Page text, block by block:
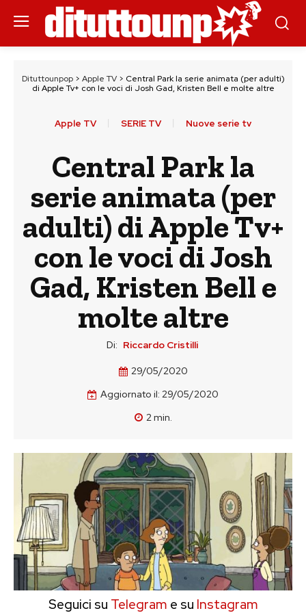
Dituttounpop> Apple TV> Central Park la serie animata (per adulti)
di Apple Tv+ con le voci di Josh Gad, Kristen Bell e molte altre
Apple TV SERIE TV Nuove serie tv
Central Park la
serie animata (per
adulti) di Apple Tv+
con le voci di Josh
Gad, Kristen Bell e
molte altre
Di: Riccardo Cristilli
29/05/2020
Aggiornato il: 29/05/2020
2min.
Seguici su Telegram e su Instagram